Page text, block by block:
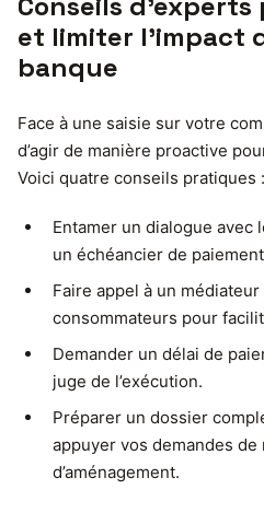
et limiter l’impact
banque
Face à une saisie sur votre
d’agir de manière proactive
Voici quatre conseils pratiques :
Entamer un dialogue
un échéancier de
Faire appel à un
consommateurs pour
Demander un délai de
juge de l’exécution.
Préparer un dossier
appuyer vos demandes de
d’aménagement.